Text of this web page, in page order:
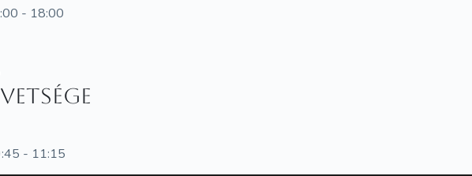
- 18:00
- 11:15